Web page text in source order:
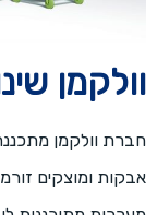
וולקמן
חברת וולקמן
אבקות ומוצקים